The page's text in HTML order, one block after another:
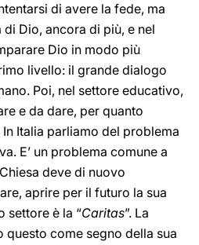
di avere la fede, ma
Dio, ancora di più, e nel
Dio in modo più
livello: il grande dialogo
Poi, nel settore educativo,
e da dare, per quanto
Italia parliamo del problema
E’ un problema comune a
deve di nuovo
aprire per il futuro la sua
settore è la “Caritas”. La
questo come segno della sua